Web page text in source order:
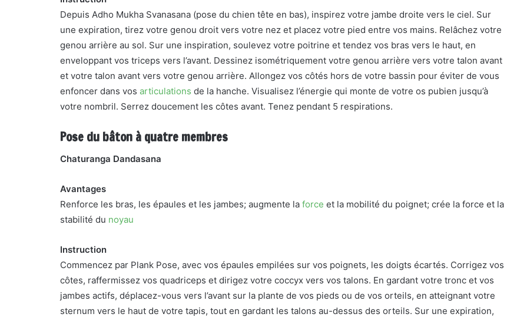
Depuis Adho Mukha Svanasana (pose du chien tête en bas), inspirez votre jambe droite vers le ciel. Sur
une expiration, tirez votre genou droit vers votre nez et placez votre pied entre vos mains. Relâchez votre
genou arrière au sol. Sur une inspiration, soulevez votre poitrine et tendez vos bras vers le haut, en
enveloppant vos triceps vers l’avant. Dessinez isométriquement votre genou arrière vers votre talon avant
et votre talon avant vers votre genou arrière. Allongez vos côtés hors de votre bassin pour éviter de vous
enfoncer dans vos articulations de la hanche. Visualisez l’énergie qui monte de votre os pubien jusqu’à
votre nombril. Serrez doucement les côtes avant. Tenez pendant 5 respirations.
Pose du bâton à quatre membres
Chaturanga Dandasana
Avantages
Renforce les bras, les épaules et les jambes; augmente la force et la mobilité du poignet; crée la force et la
stabilité du noyau
Instruction
Commencez par Plank Pose, avec vos épaules empilées sur vos poignets, les doigts écartés. Corrigez vos
côtes, raffermissez vos quadriceps et dirigez votre coccyx vers vos talons. En gardant votre tronc et vos
jambes actifs, déplacez-vous vers l’avant sur la plante de vos pieds ou de vos orteils, en atteignant votre
sternum vers le haut de votre tapis, tout en gardant les talons au-dessus des orteils. Sur une expiration,